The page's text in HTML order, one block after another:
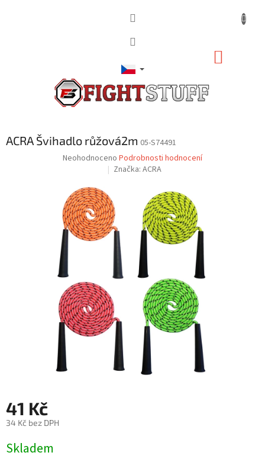
ACRA Švihadlo růžová2m 05-S74491
Průměrné
0,0
z
5
hvězdiček.
Neohodnoceno Podrobnosti hodnocení
Značka: ACRA
41 Kč
34 Kč bez DPH
cena:
Skladem